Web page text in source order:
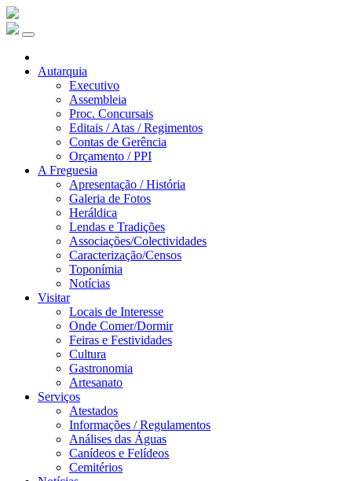
Autarquia
Executivo
Assembleia
Proc. Concursais
Editais / Atas / Regimentos
Contas de Gerência
Orçamento / PPI
A Freguesia
Apresentação / História
Galeria de Fotos
Heráldica
Lendas e Tradições
Associações/Colectividades
Caracterização/Censos
Toponímia
Notícias
Visitar
Locais de Interesse
Onde Comer/Dormir
Feiras e Festividades
Cultura
Gastronomia
Artesanato
Serviços
Atestados
Informações / Regulamentos
Análises das Águas
Canídeos e Felídeos
Cemitérios